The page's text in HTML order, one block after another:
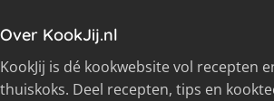
Over KookJij.nl
KookJij is dé kookwebsite vol recepten
thuiskoks. Deel recepten, tips en